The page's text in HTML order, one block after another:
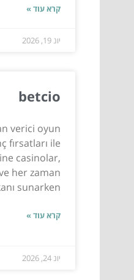
קרא עוד »
יונ 19, 2026
betcio
verici oyun
fırsatları ile
casinolar,
her zaman
sunarken,...
קרא עוד »
יונ 24, 2026